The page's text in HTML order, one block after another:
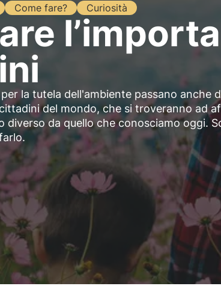
Come fare? Curiosità
la tutela dell'ambiente passano anche
del mondo, che si troveranno ad
diverso da quello che conosciamo oggi.